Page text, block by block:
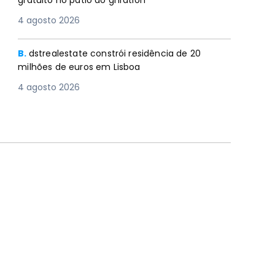
4 agosto 2026
B. dstrealestate constrói residência de 20
milhões de euros em Lisboa
4 agosto 2026